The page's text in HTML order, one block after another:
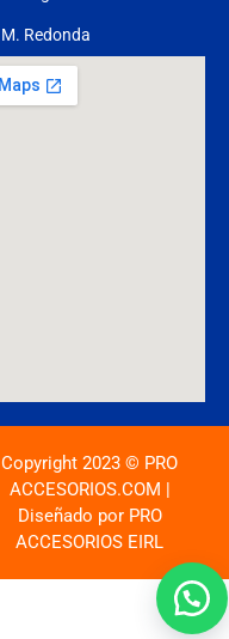
M. Redonda
Copyright 2023 © PRO
ACCESORIOS.COM |
Diseñado por PRO
ACCESORIOS EIRL